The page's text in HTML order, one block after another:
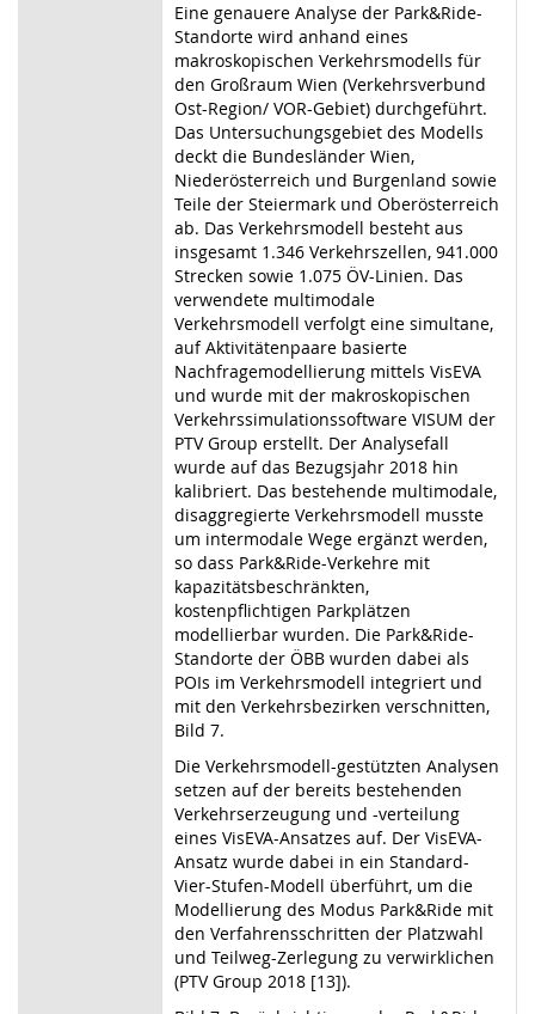
Eine genauere Analyse der Park&Ride-
Standorte wird anhand eines
makroskopischen Verkehrsmodells für
den Großraum Wien (Verkehrsverbund
Ost-Region/ VOR-Gebiet) durchgeführt.
Das Untersuchungsgebiet des Modells
deckt die Bundesländer Wien,
Niederösterreich und Burgenland sowie
Teile der Steiermark und Oberösterreich
ab. Das Verkehrsmodell besteht aus
insgesamt 1.346 Verkehrszellen, 941.000
Strecken sowie 1.075 ÖV-Linien. Das
verwendete multimodale
Verkehrsmodell verfolgt eine simultane,
auf Aktivitätenpaare basierte
Nachfragemodellierung mittels VisEVA
und wurde mit der makroskopischen
Verkehrssimulationssoftware VISUM der
PTV Group erstellt. Der Analysefall
wurde auf das Bezugsjahr 2018 hin
kalibriert. Das bestehende multimodale,
disaggregierte Verkehrsmodell musste
um intermodale Wege ergänzt werden,
so dass Park&Ride-Verkehre mit
kapazitätsbeschränkten,
kostenpflichtigen Parkplätzen
modellierbar wurden. Die Park&Ride-
Standorte der ÖBB wurden dabei als
POIs im Verkehrsmodell integriert und
mit den Verkehrsbezirken verschnitten,
Bild 7.
Die Verkehrsmodell-gestützten Analysen
setzen auf der bereits bestehenden
Verkehrserzeugung und -verteilung
eines VisEVA-Ansatzes auf. Der VisEVA-
Ansatz wurde dabei in ein Standard-
Vier-Stufen-Modell überführt, um die
Modellierung des Modus Park&Ride mit
den Verfahrensschritten der Platzwahl
und Teilweg-Zerlegung zu verwirklichen
(PTV Group 2018 [13]).